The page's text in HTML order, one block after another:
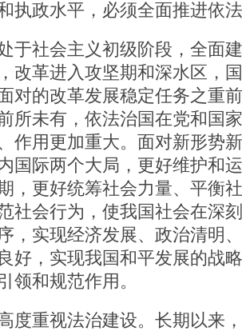
执政水平，必须全面推进依
社会主义初级阶段，全面建
改革进入攻坚期和深水区，
对的改革发展稳定任务之重
所未有，依法治国在党和国
作用更加重大。面对新形势
国际两个大局，更好维护和
，更好统筹社会力量、平衡
社会行为，使我国社会在深
，实现经济发展、政治清明
好，实现我国和平发展的战
领和规范作用。
重视法治建设。长期以来，